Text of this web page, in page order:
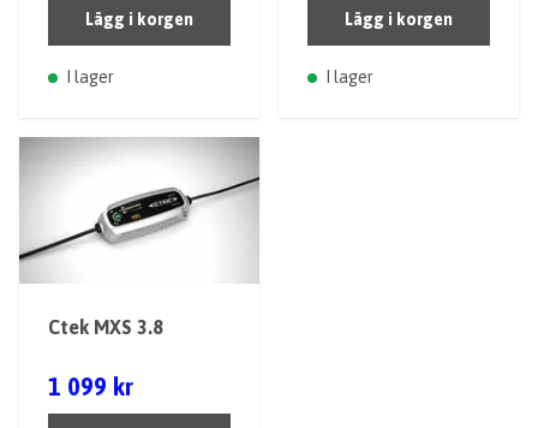
Lägg i korgen
I lager
Lägg i korgen
I lager
Ctek MXS 3.8
1 099 kr